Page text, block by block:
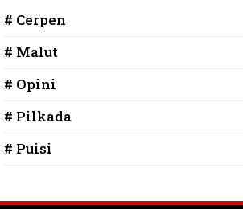
# Cerpen
# Malut
# Opini
# Pilkada
# Puisi